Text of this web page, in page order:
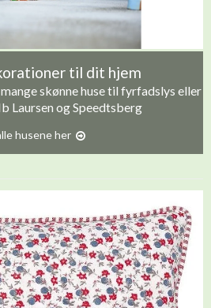
til dit hjem
skønne huse til fyrfadslys eller
Laursen og Speedtsberg
husene her